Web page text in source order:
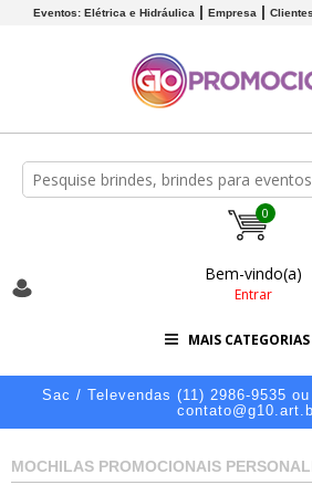
Eventos: Elétrica e Hidráulica Empresa Clientes
0
Bem-vindo(a)
Entrar
MAIS CATEGORIAS
Sac / Televendas (11) 2986-9535
MOCHILAS PROMOCIONAIS